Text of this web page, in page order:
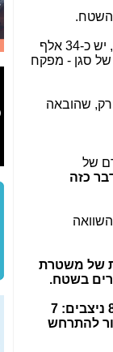
השטח.
רק לשם השוואה, במשטרת ניו-יורק, שמטפלת באוכלוסייה בסדר גודל של מדינת ישראל, עם בעיות ממש לא פשוטות, יש כ-34 אלף
רק 2,300 קצינים, מהם כ-1,700 בדרגה הנמוכה של סגן - מפקח
שהובאה
של
כזה
של משטרת
בשטח.
לכן, במטה הארצי של המשטרה צריך להשאיר רק ניצב אחד (סמפכ"ל - סגן מפקח כללי) ויהיו מלבדו רק עוד 8 ניצבים: 7
ניצבים בלבד. כך זה אמור להתרחש